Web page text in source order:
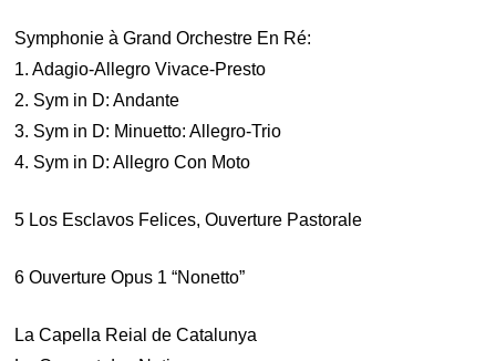
Symphonie à Grand Orchestre En Ré:
1. Adagio-Allegro Vivace-Presto
2. Sym in D: Andante
3. Sym in D: Minuetto: Allegro-Trio
4. Sym in D: Allegro Con Moto
5 Los Esclavos Felices, Ouverture Pastorale
6 Ouverture Opus 1 “Nonetto”
La Capella Reial de Catalunya